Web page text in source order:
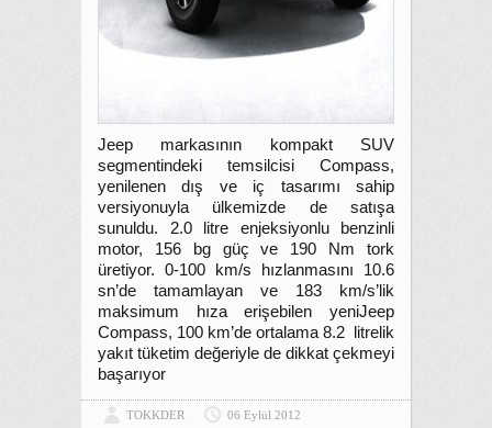
Jeep markasının kompakt SUV
segmentindeki temsilcisi Compass,
yenilenen dış ve iç tasarımı sahip
versiyonuyla ülkemizde de satışa
sunuldu. 2.0 litre enjeksiyonlu benzinli
motor, 156 bg güç ve 190 Nm tork
üretiyor. 0-100 km/s hızlanmasını 10.6
sn’de tamamlayan ve 183 km/s’lik
maksimum hıza erişebilen yeniJeep
Compass, 100 km’de ortalama 8.2 litrelik
yakıt tüketim değeriyle de dikkat çekmeyi
başarıyor
TOKKDER
06 Eylül 2012